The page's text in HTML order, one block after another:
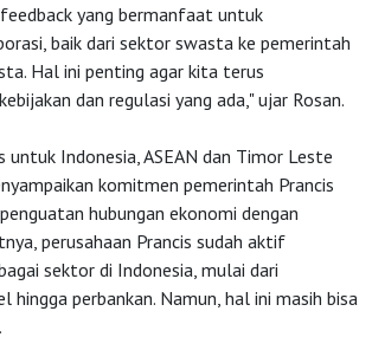
yang bermanfaat untuk
baik dari sektor swasta ke pemerintah
Hal ini penting agar kita terus
dan regulasi yang ada," ujar Rosan.
untuk Indonesia, ASEAN dan Timor Leste
komitmen pemerintah Prancis
hubungan ekonomi dengan
perusahaan Prancis sudah aktif
sektor di Indonesia, mulai dari
hingga perbankan. Namun, hal ini masih bisa